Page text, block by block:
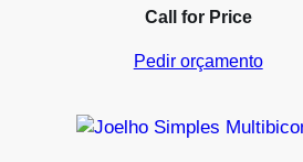
Call for Price
Pedir orçamento